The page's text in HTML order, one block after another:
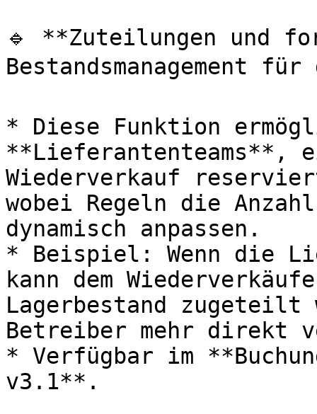
🔹 **Zuteilungen und
Bestandsmanagement
* Diese Funktion
**Lieferantenteams**,
Wiederverkauf
wobei Regeln die
dynamisch anpassen.
* Beispiel: Wenn die
kann dem
Lagerbestand zugeteilt
Betreiber mehr direkt
* Verfügbar im
v3.1**.